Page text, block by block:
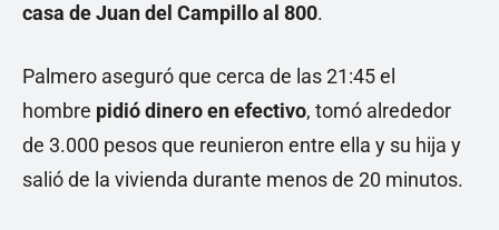
casa de Juan del Campillo al 800.
Palmero aseguró que cerca de las 21:45 el
hombre pidió dinero en efectivo, tomó alrededor
de 3.000 pesos que reunieron entre ella y su hija y
salió de la vivienda durante menos de 20 minutos.